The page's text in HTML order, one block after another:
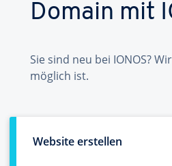
Domain mit
Sie sind neu bei IONOS?
möglich ist.
Website erstellen